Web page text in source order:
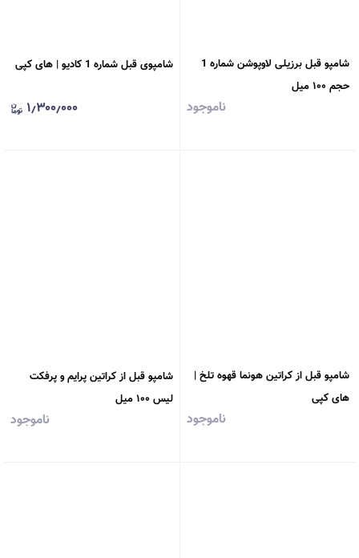
شامپو قبل برزیلی لاوپوشن شماره 1
حجم ۱۰۰ میل
ناموجود
شامپوی قبل شماره 1 کادیو | های کپی
۱٫۳۰۰٫۰۰۰
شامپو قبل از کراتین هونما قهوه تلخ |
های کپی
ناموجود
شامپو قبل از کراتین پرایم و پرفکت
لیس ۱۰۰ میل
ناموجود